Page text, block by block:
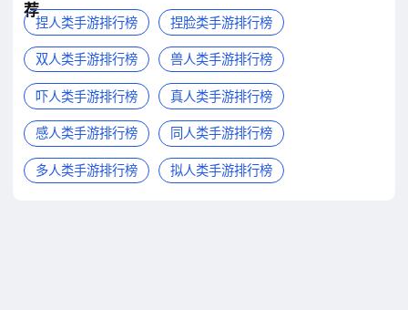
荐
捏人类手游排行榜 捏脸类手游排行榜
双人类手游排行榜 兽人类手游排行榜
吓人类手游排行榜 真人类手游排行榜
感人类手游排行榜 同人类手游排行榜
多人类手游排行榜 拟人类手游排行榜